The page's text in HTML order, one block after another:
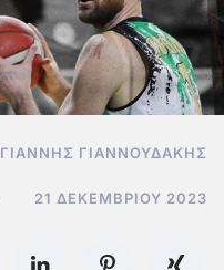
ΓΙΆΝΝΗΣ ΓΙΑΝΝΟΥΔΆΚΗΣ
21 ΔΕΚΕΜΒΡΊΟΥ 2023